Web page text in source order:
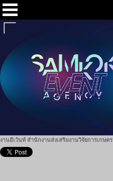
งานอีเว้นท์ สำนักงานส่งเสริมงานวิจัยการเกษตร